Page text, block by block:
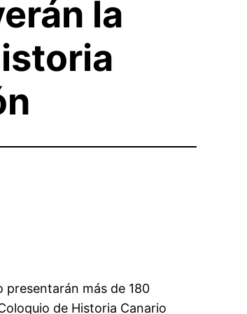
la
presentarán más de 180
de Historia Canario